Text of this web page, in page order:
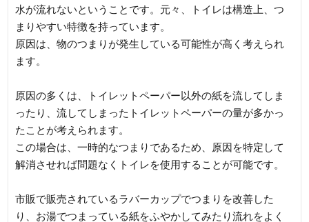
水が流れないということです。元々、トイレは構造上、つ
まりやすい特徴を持っています。
原因は、物のつまりが発生している可能性が高く考えられ
ます。
原因の多くは、トイレットペーパー以外の紙を流してしま
ったり、流してしまったトイレットペーパーの量が多かっ
たことが考えられます。
この場合は、一時的なつまりであるため、原因を特定して
解消させれば問題なくトイレを使用することが可能です。
市販で販売されているラバーカップでつまりを改善した
り、お湯でつまっている紙をふやかしてみたり流れをよく